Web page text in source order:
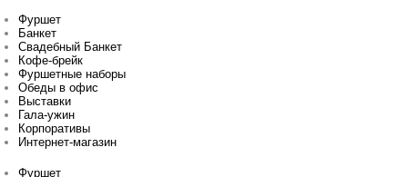
Фуршет
Банкет
Свадебный Банкет
Кофе-брейк
Фуршетные наборы
Обеды в офис
Выставки
Гала-ужин
Корпоративы
Интернет-магазин
Фуршет